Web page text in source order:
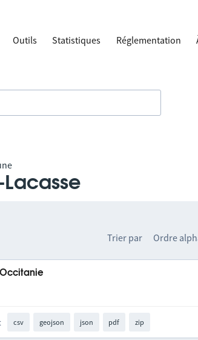
Outils Statistiques Réglementation
Lacasse
Trier par Ordre
csv geojson json pdf zip